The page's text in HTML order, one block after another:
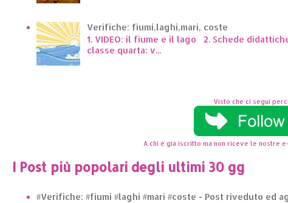
Verifiche: fiumi,laghi,mari, coste
1. VIDEO: il fiume e il lago 2. Schede
classe quarta: v...
Visto che ci segui
A chi è già iscritto ma non riceve le nostre
I Post più popolari degli ultimi 30 gg
#Verifiche: #fiumi #laghi #mari #coste - Post riveduto ed